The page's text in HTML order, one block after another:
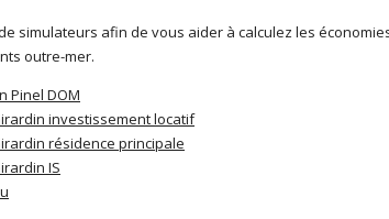
simulateurs afin de vous aider à calculez les
outre-mer.
Pinel DOM
investissement locatif
résidence principale
IS